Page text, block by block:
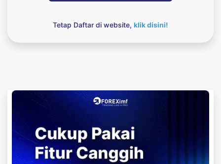
Tetap Daftar di website, klik disini!